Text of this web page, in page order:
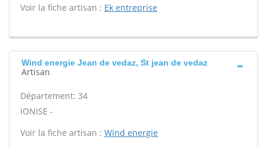
Voir la fiche artisan : Ek entreprise
Wind energie Jean de vedaz, St jean de vedaz
Artisan
Département: 34
IONISE -
Voir la fiche artisan : Wind energie